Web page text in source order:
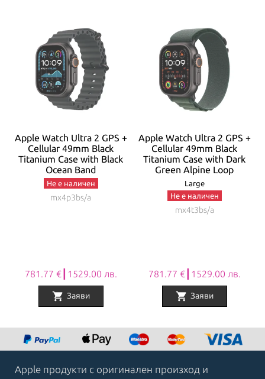
Apple Watch Ultra 2 GPS +
Cellular 49mm Black
Titanium Case with Black
Ocean Band
Не е наличен
mx4p3bs/a
781.77 €┃1529.00 лв.
shopping_cart Заяви
Apple Watch Ultra 2 GPS +
Cellular 49mm Black
Titanium Case with Dark
Green Alpine Loop
Large
Не е наличен
mx4t3bs/a
781.77 €┃1529.00 лв.
shopping_cart Заяви
8
Apple продукти с оригинален произход и